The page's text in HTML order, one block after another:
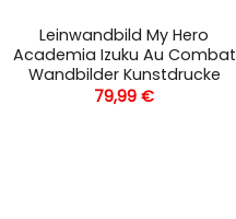
Leinwandbild My Hero
Academia Izuku Au Combat
Wandbilder Kunstdrucke
79,99€